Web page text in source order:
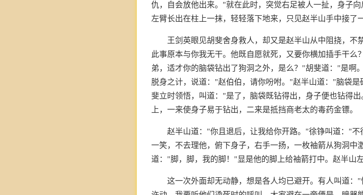
仇，自会放他出来。"就在此时，突觉右足被人一扯，身子
左臂长出在柱上一抹，轻轻落下地来，只见赵半山手中接
王剑英眼见胡斐舍身救人，却又是赵半山从中阻挠，不
此事原本与你我无干。他既自愿就死，又要你横加插手干
弟，适才你的脑袋钻出了狗洞之外，是么？"胡斐道："是啊
脱身之计，说道："赵伯伯，请你吩咐。"赵半山道："脑袋
斐立时领悟，叫道："是了，脑袋既钻得出，身子便也钻得
上，一来使身子易于钻出，二来是抵挡商老太的毒药金镖。
赵半山道："你且退后，让我给你开路。"徐铮叫道："
一笑，不去理他，俯下身子，右手一扬，一枚袖箭从狗洞中
道："脚，脚，我的脚！"显是他的脚上给袖箭打中。赵半
这一次外面却无动静，想是各人均已避开。有人叫道